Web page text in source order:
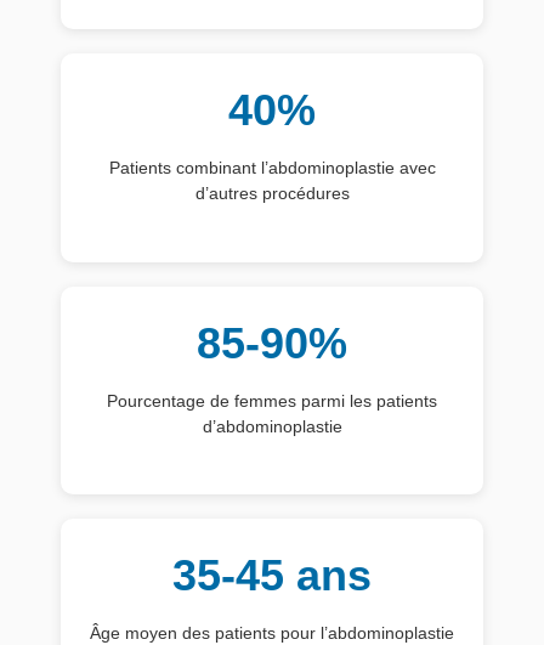
40%
Patients combinant l’abdominoplastie avec
d’autres procédures
85-90%
Pourcentage de femmes parmi les patients
d’abdominoplastie
35-45 ans
Âge moyen des patients pour l’abdominoplastie